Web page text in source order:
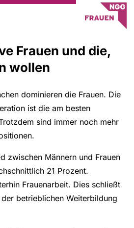
Frauen und die,
wollen
dominieren die Frauen. Die
ist die am besten
sind immer noch mehr
zwischen Männern und Frauen
21 Prozent.
Frauenarbeit. Dies schließt
betrieblichen Weiterbildung